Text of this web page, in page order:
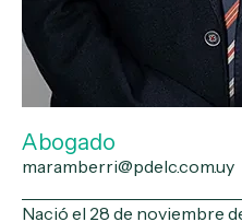
Abogado
maramberri@pdelc.com.uy
Nació el 28 de noviembre